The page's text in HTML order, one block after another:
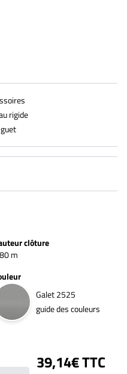
rigide
clôture
m
Galet 2525
guide des couleurs
39,14€ TTC